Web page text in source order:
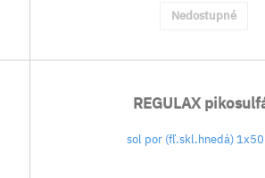
Nedostupné
REGULAX
sol por (fľ.skl.hnedá)